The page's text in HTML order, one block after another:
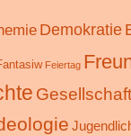
Demokratie
Feiertag
Gesellschaft